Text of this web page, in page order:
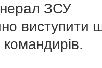
ЗСУ
виступити